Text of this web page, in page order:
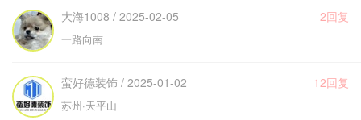
大海1008 / 2025-02-05 2回复
一路向南
蛮好德装饰 / 2025-01-02 12回复
苏州·天平山